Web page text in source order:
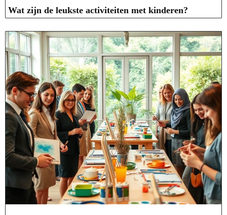
Wat zijn de leukste activiteiten met kinderen?